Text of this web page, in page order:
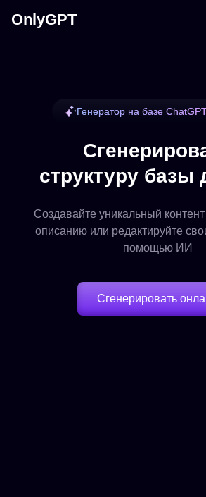
OnlyGPT
Генератор на базе
структуру базы
Создавайте уникальный
описанию или редактируйте
помощью ИИ
Сгенерировать